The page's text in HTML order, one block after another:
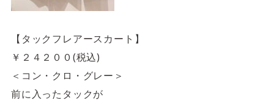
【タックフレアースカート】
￥２４２００(税込)
＜コン・クロ・グレー＞
前に入ったタックが